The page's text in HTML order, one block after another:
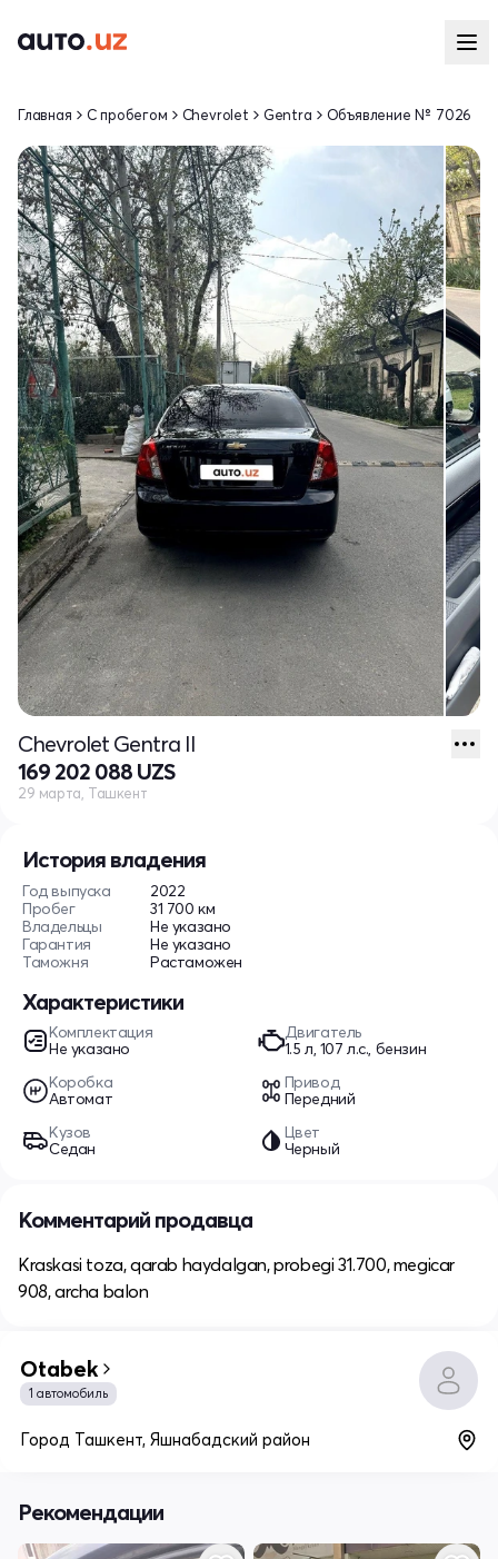
История владения
Год выпуска
2022
Пробег
31 700 км
Владельцы
Не указано
Гарантия
Не указано
Таможня
Растаможен
Характеристики
Комплектация
Не указано
Двигатель
1.5 л, 107 л.с., бензин
Коробка
Автомат
Привод
Передний
Кузов
Седан
Цвет
Черный
Главная С пробегом Chevrolet Gentra Объявление № 7026
Chevrolet Gentra II
169 202 088 UZS
29 марта, Ташкент
Комментарий продавца
Kraskasi toza, qarab haydalgan, probegi 31.700, megicar
908, archa balon
Otabek
1 автомобиль
Город Ташкент, Яшнабадский район
Рекомендации